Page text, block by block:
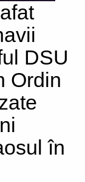
DSU
Ordin
în